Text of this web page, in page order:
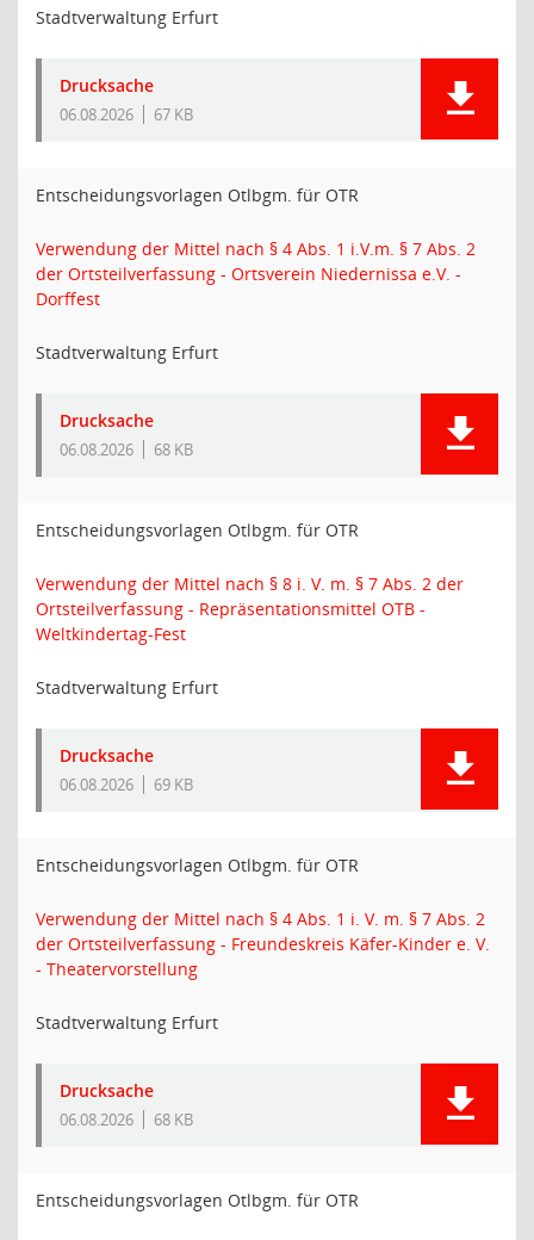
Stadtverwaltung Erfurt
Drucksache
06.08.2026 67 KB
Entscheidungsvorlagen Otlbgm. für OTR
Verwendung der Mittel nach § 4 Abs. 1 i.V.m. § 7 Abs. 2
der Ortsteilverfassung - Ortsverein Niedernissa e.V. -
Dorffest
Stadtverwaltung Erfurt
Drucksache
06.08.2026 68 KB
Entscheidungsvorlagen Otlbgm. für OTR
Verwendung der Mittel nach § 8 i. V. m. § 7 Abs. 2 der
Ortsteilverfassung - Repräsentationsmittel OTB -
Weltkindertag-Fest
Stadtverwaltung Erfurt
Drucksache
06.08.2026 69 KB
Entscheidungsvorlagen Otlbgm. für OTR
Verwendung der Mittel nach § 4 Abs. 1 i. V. m. § 7 Abs. 2
der Ortsteilverfassung - Freundeskreis Käfer-Kinder e. V.
- Theatervorstellung
Stadtverwaltung Erfurt
Drucksache
06.08.2026 68 KB
Entscheidungsvorlagen Otlbgm. für OTR